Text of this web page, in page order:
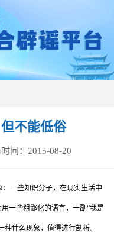
不能低俗
间： 2015-08-20
一些知识分子，在现实生活中
一些粗鄙化的语言，一副“我是
什么现象，值得进行剖析。